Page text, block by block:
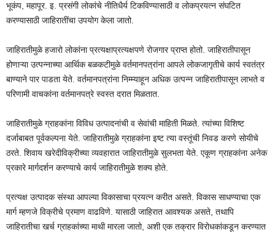
भूकंप, महापूर. इ. प्रसंगी लोकांचे नीतिधैर्य टिकविण्यासाठी व लोकप्रयत्न संघटित
करण्यासाठी जाहिरातींचा उपयोग केला जातो.
जाहिरातीमुळे हजारो लोकांना प्रत्यक्षाप्रत्यक्षपणे रोजगार प्राप्त होतो. जाहिरातीपासून
होणाऱ्या उत्पन्नाच्या आर्थिक बळकटीमुळे वर्तमानपत्रांना आपले लोकजागृतीचे कार्य स्वतंत्र
बाण्याने पार पाडता येते. वर्तमानपत्रांना निम्म्याहून अधिक उत्पन्न जाहिरातीपासून लाभते व
परिणामी वाचकांना वर्तमानपत्रे स्वस्त दरात मिळतात.
जाहिरातीमुळे ग्राहकांना विविध उत्पादनांची व सेवांची माहिती मिळते. त्यांच्या विशिष्ट
दर्जाबाबत पूर्वकल्पना येते. जाहिरातीमुळे ग्राहकांना इष्ट त्या वस्तूंची निवड करणे सोयीचे
ठरते. शिवाय खरेदीविक्रीच्या व्यवहारात जाहिरातीमुळे सुलभता येते. एकूण ग्राहकांना अनेक
प्रकारे मार्गदर्शन करण्याचे कार्य जाहिरातीमुळे शक्य होते.
प्रत्यक्ष उत्पादक संस्था आपल्या विकासाचा प्रयत्न करीत असते. विकास साधण्याचा एक
मार्ग म्हणजे विक्रीचे प्रमाण वाढविणे. यासाठी जाहिरात आवश्यक असते, तथापि
जाहिरातीचा खर्च ग्राहकांच्या माथी मारला जातो, अशी एक तक्रार विरोधकांकडून करण्यात